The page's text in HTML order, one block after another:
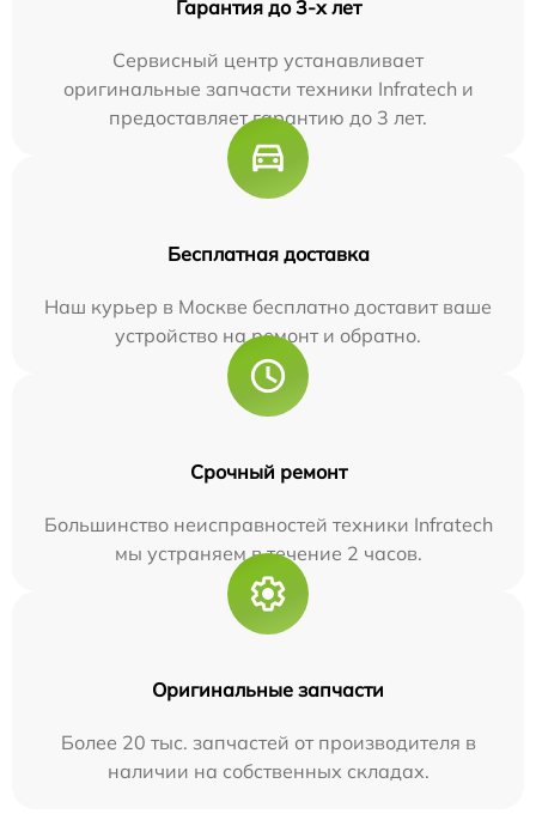
Гарантия до 3-х лет
Сервисный центр устанавливает
оригинальные запчасти техники Infratech и
предоставляет гарантию до 3 лет.
Бесплатная доставка
Наш курьер в Москве бесплатно доставит ваше
устройство на ремонт и обратно.
Срочный ремонт
Большинство неисправностей техники Infratech
мы устраняем в течение 2 часов.
Оригинальные запчасти
Более 20 тыс. запчастей от производителя в
наличии на собственных складах.